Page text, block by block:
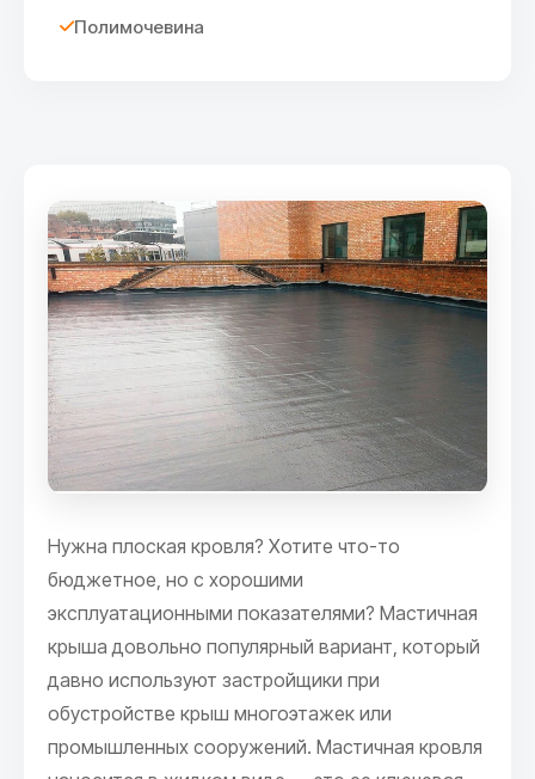
Полимочевина
Нужна плоская кровля? Хотите что-то
бюджетное, но с хорошими
эксплуатационными показателями? Мастичная
крыша довольно популярный вариант, который
давно используют застройщики при
обустройстве крыш многоэтажек или
промышленных сооружений. Мастичная кровля